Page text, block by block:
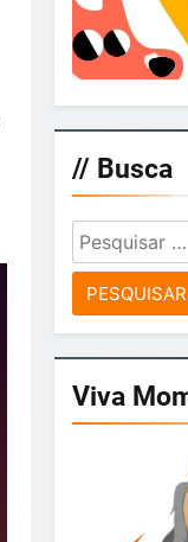
// Busca
Pesquisar
por:
Viva